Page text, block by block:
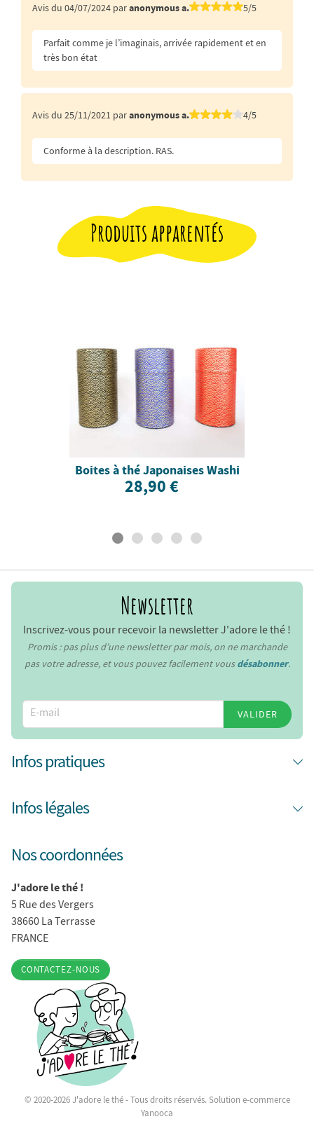
Avis du 04/07/2024 paranonymous a. 5/5
Parfait comme je l’imaginais, arrivée rapidement et en
très bon état
Avis du 25/11/2021 paranonymous a. 4/5
Conforme à la description. RAS.
Produits apparentés
Boites à thé Japonaises Washi
28,90 €
Newsletter
Inscrivez-vous pour recevoir la newsletter J'adore le thé !
Promis : pas plus d’une newsletter par mois, on ne marchande
pas votre adresse, et vous pouvez facilement vousdésabonner.
VALIDER
Infos pratiques
Infos légales
Nos coordonnées
J'adore le thé !
5 Rue des Vergers
38660 La Terrasse
FRANCE
CONTACTEZ-NOUS
© 2020-2026 J'adore le thé - Tous droits réservés. Solution e-commerce
Yanooca